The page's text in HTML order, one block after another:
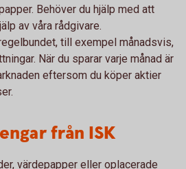
Behöver du hjälp med att
av våra rådgivare.
till exempel månadsvis,
När du sparar varje månad är
eftersom du köper aktier
från ISK
värdepapper eller oplacerade